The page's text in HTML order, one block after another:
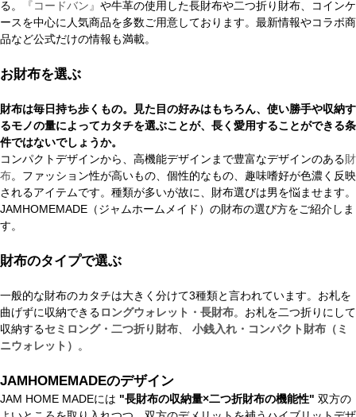
る。
『コードバン』 や牛革の使用した長財布や二つ折り財布、コインケ
ースを中心に人気商品を多数ご用意しております。最新情報やコラボ商
品など公式だけの情報も満載。
お財布を選ぶ
財布は毎日持ち歩くもの。見た目の好みはもちろん、使い勝手や収納す
るモノの量によってカタチを選ぶことが、長く愛用することができる条
件ではないでしょうか。
コンパクトデザインから、高機能デザインまで豊富なデザインのある財
布。ファッション性が高いもの、個性的なもの、趣味嗜好が色濃く反映
されるアイテムです。種類が多いが故に、財布選びは男を悩ませます。
JAMHOMEMADE（ジャムホームメイド）の財布の選び方をご紹介しま
す。
財布のタイプで選ぶ
一般的な財布のカタチは大きく分けて3種類と言われています。お札を
曲げずに収納できるロングウォレット・長財布。お札を二つ折りにして
収納するセミロング・二つ折り財布、 小銭入れ・コンパクト財布（ミ
ニウォレット） 。
JAMHOMEMADEのデザイン
JAM HOME MADEには "長財布の収納量×二つ折財布の機能性" 双方の